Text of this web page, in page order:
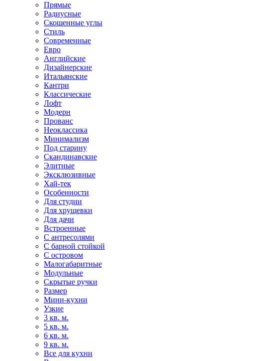
Прямые
Радиусные
Скошенные углы
Стиль
Современные
Евро
Английские
Дизайнерские
Итальянские
Кантри
Классические
Лофт
Модерн
Прованс
Неоклассика
Минимализм
Под старину
Скандинавские
Элитные
Эксклюзивные
Хай-тек
Особенности
Для студии
Для хрущевки
Для дачи
Встроенные
С антресолями
С барной стойкой
С островом
Малогабаритные
Модульные
Скрытые ручки
Размер
Мини-кухни
Узкие
3 кв. м.
5 кв. м.
6 кв. м.
9 кв. м.
Все для кухни